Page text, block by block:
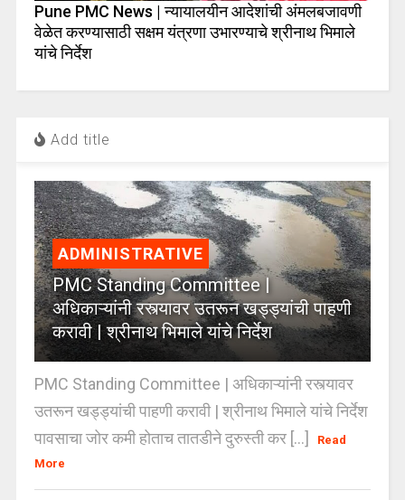
Pune PMC News | न्यायालयीन आदेशांची अंमलबजावणी
वेळेत करण्यासाठी सक्षम यंत्रणा उभारण्याचे श्रीनाथ भिमाले
यांचे निर्देश
Add title
ADMINISTRATIVE
PMC Standing Committee |
अधिकाऱ्यांनी रस्त्यावर उतरून खड्ड्यांची पाहणी
करावी | श्रीनाथ भिमाले यांचे निर्देश
PMC Standing Committee | अधिकाऱ्यांनी रस्त्यावर
उतरून खड्ड्यांची पाहणी करावी | श्रीनाथ भिमाले यांचे निर्देश
पावसाचा जोर कमी होताच तातडीने दुरुस्ती कर [...]
Read
More